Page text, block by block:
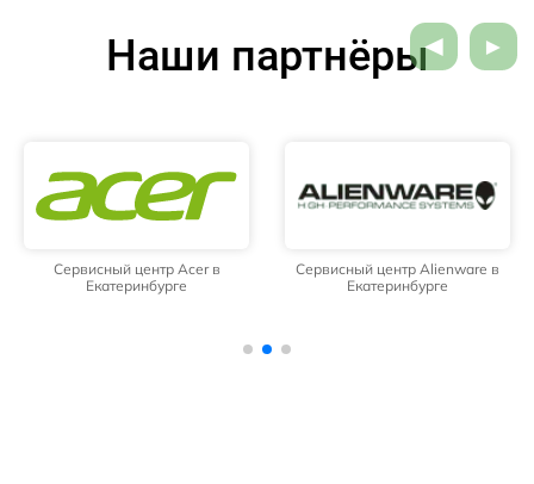
Наши партнёры
Сервисный центр Acer в
Екатеринбурге
Сервисный центр Alienware в
Екатеринбурге